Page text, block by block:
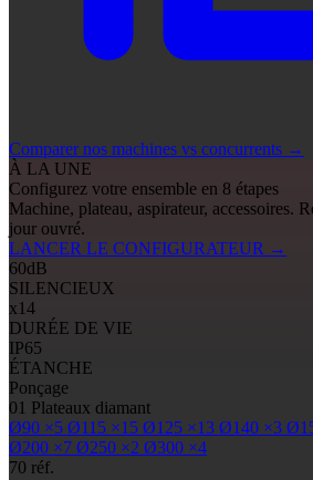
Comparer nos machines vs concurrents →
À LA UNE
Configurez votre ensemble en 8 étapes
Machine, plateau, aspirateur, accessoires.
jour ouvré.
LANCER LE CONFIGURATEUR →
60dB
SILENCIEUX
x14
DURÉE DE VIE
IP65
ÉTANCHE
Ponçage
01 Plateaux diamant
Ø90 ×5 Ø115 ×15 Ø125 ×13 Ø140 ×3
Ø200 ×7 Ø250 ×2 Ø300 ×4
70 réf.